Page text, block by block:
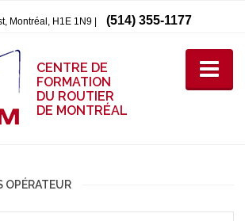
Montréal, H1E 1N9 | (514) 355-1177
CENTRE DE
FORMATION
DU ROUTIER
DE MONTRÉAL
OPÉRATEUR